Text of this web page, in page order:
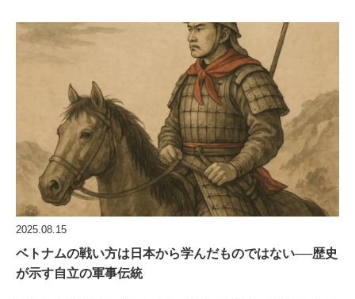
2025.08.15
ベトナムの戦い方は日本から学んだものではない──歴史
が示す自立の軍事伝統